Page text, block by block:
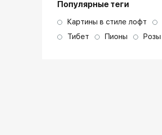
Популярные теги
Картины в стиле лофт
Тибет
Пионы Розы